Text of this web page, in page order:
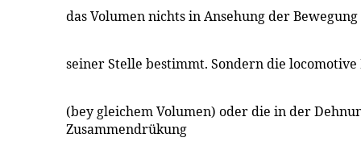
das Volumen nichts in Ansehung der
seiner Stelle bestimmt. Sondern die
(bey gleichem Volumen) oder die in der
Zusammendrükung